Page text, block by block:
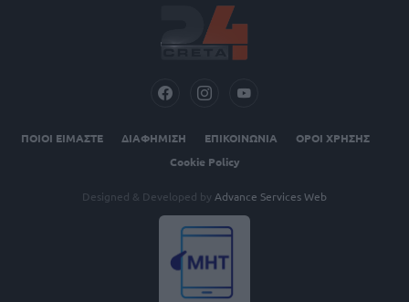
ΠΟΙΟΙ ΕΙΜΑΣΤΕ ΔΙΑΦΗΜΙΣΗ ΕΠΙΚΟΙΝΩΝΙΑ
ΟΡΟΙ ΧΡΗΣΗΣ
Cookie Policy
Designed & Developed by Advance Services Web